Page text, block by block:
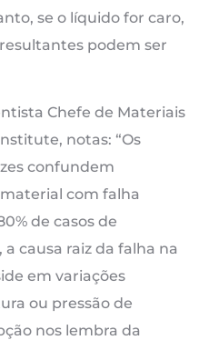
se o líquido for caro,
podem ser
Chefe de Materiais
notas: “Os
confundem
com falha
de casos de
causa raiz da falha na
em variações
ou pressão de
nos lembra da